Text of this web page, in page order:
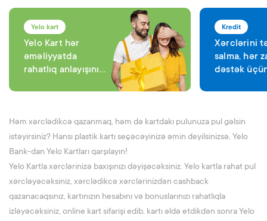
Yelo kart
Yelo Kart hər
əməliyyatda
rahatlıq anlayışını
Kredit
Xərclərini
salma, hər
dəstək
Həm xərclədikcə qazanmaq, həm də kartdakı pulunuza pul gəlsin
istəyirsiniz? Hansı plastik kartı seçəcəyinizə əmin deyilsinizsə, Yelo
Bank-dan Yelo Kartları qarşılayın!
Yelo Kartla xərclərinizə baxışınızı dəyişəcəksiniz. Yelo kartla rahat pul
xərcləyəcəksiniz, xərclədikcə xərclərinizdən cashback
qazanacaqsınız, kartınızın hesabını və bonuslarınızı rahatlıqla
izləyəcəksiniz, online kart sifarişi edib, kartı əldə etdikdən sonra Yelo